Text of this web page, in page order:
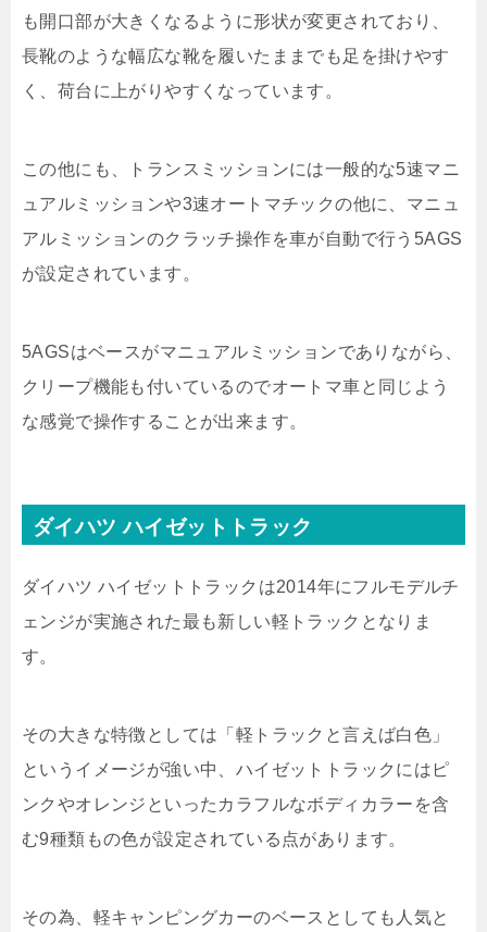
も開口部が大きくなるように形状が変更されており、
長靴のような幅広な靴を履いたままでも足を掛けやす
く、荷台に上がりやすくなっています。
この他にも、トランスミッションには一般的な5速マニ
ュアルミッションや3速オートマチックの他に、マニュ
アルミッションのクラッチ操作を車が自動で行う5AGS
が設定されています。
5AGSはベースがマニュアルミッションでありながら、
クリープ機能も付いているのでオートマ車と同じよう
な感覚で操作することが出来ます。
ダイハツ ハイゼットトラック
ダイハツ ハイゼットトラックは2014年にフルモデルチ
ェンジが実施された最も新しい軽トラックとなりま
す。
その大きな特徴としては「軽トラックと言えば白色」
というイメージが強い中、ハイゼットトラックにはピ
ンクやオレンジといったカラフルなボディカラーを含
む9種類もの色が設定されている点があります。
その為、軽キャンピングカーのベースとしても人気と